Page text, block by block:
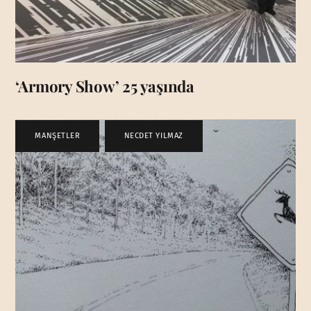
‘Armory Show’ 25 yaşında
MANŞETLER , NECDET YILMAZ